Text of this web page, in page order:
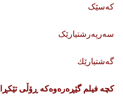
کەسێک
سەرپەرشتیارێک
گه‌شتیارێك
کچە فیلم گێڕەرەوەکە ڕۆڵی